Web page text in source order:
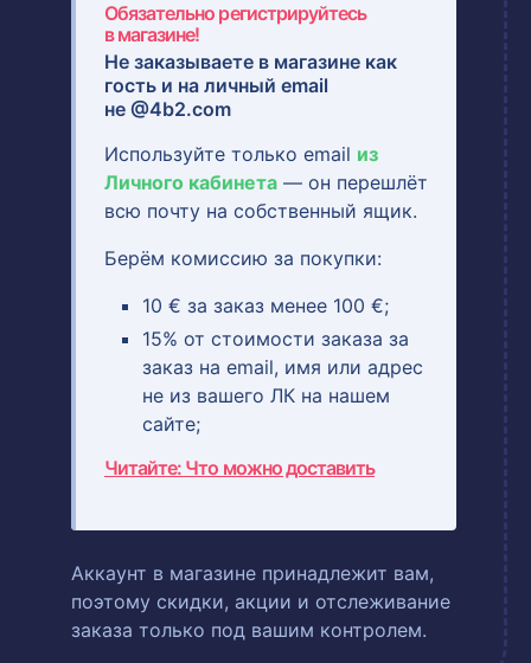
Обязательно регистрируйтесь
в магазине!
Не заказываете в магазине как
гость и на личный email
не @4b2.com
Используйте только email из
Личного кабинета — он перешлёт
всю почту на собственный ящик.
Берём комиссию за покупки:
10 € за заказ менее 100 €;
15% от стоимости заказа за
заказ на email, имя или адрес
не из вашего ЛК на нашем
сайте;
Читайте: Что можно доставить
Аккаунт в магазине принадлежит вам,
поэтому скидки, акции и отслеживание
заказа только под вашим контролем.